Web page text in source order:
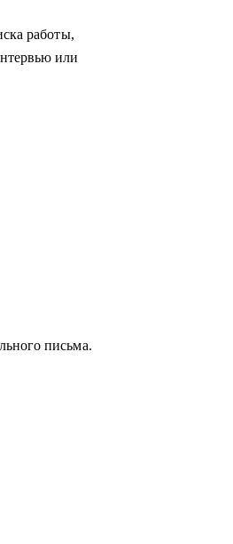
работы,
или
письма.